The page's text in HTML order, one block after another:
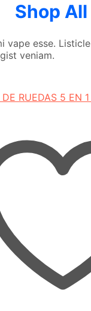
Shop All
vape esse. Listicle
veniam.